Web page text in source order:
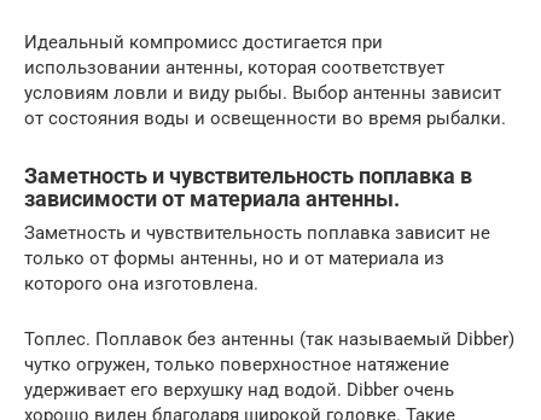
Идеальный компромисс достигается при
использовании антенны, которая соответствует
условиям ловли и виду рыбы. Выбор антенны зависит
от состояния воды и освещенности во время рыбалки.
Заметность и чувствительность поплавка в
зависимости от материала антенны.
Заметность и чувствительность поплавка зависит не
только от формы антенны, но и от материала из
которого она изготовлена.
Топлес. Поплавок без антенны (так называемый Dibber)
чутко огружен, только поверхностное натяжение
удерживает его верхушку над водой. Dibber очень
хорошо виден благодаря широкой головке. Такие